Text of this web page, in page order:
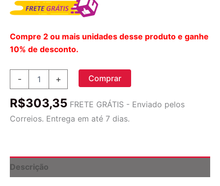
Compre 2 ou mais unidades desse produto e ganhe
10% de desconto.
-
Health
the
90
Cápsulas
+ Comprar
R$303,35 FRETE GRÁTIS - Enviado pelos
Correios. Entrega em até 7 dias.
Descrição